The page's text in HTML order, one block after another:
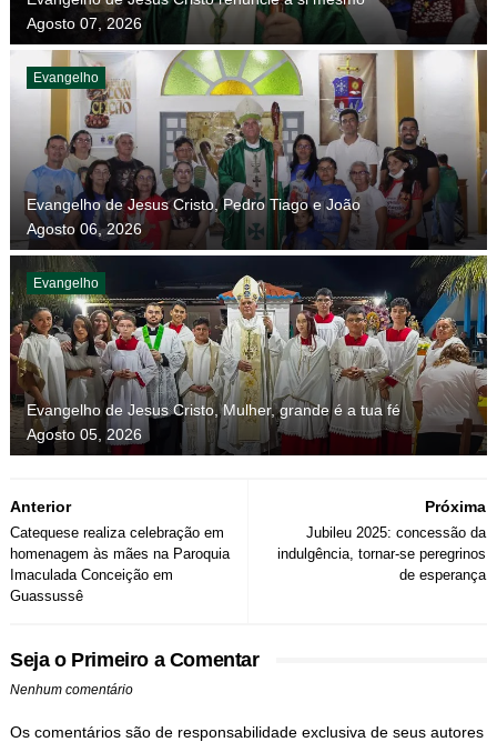
Agosto 07, 2026
Evangelho
Evangelho de Jesus Cristo, Pedro Tiago e João
Agosto 06, 2026
Evangelho
Evangelho de Jesus Cristo, Mulher, grande é a tua fé
Agosto 05, 2026
Próxima
Jubileu 2025: concessão da
indulgência, tornar-se peregrinos
de esperança
Anterior
Catequese realiza celebração em
homenagem às mães na Paroquia
Imaculada Conceição em
Guassussê
Seja o Primeiro a Comentar
Nenhum comentário
Os comentários são de responsabilidade exclusiva de seus autores